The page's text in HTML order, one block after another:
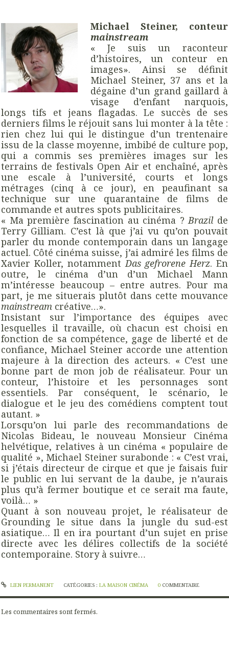
Michael Steiner, conteur
mainstream
« Je suis un raconteur
d’histoires, un conteur en
images». Ainsi se définit
Michael Steiner, 37 ans et la
dégaine d’un grand gaillard à
visage d’enfant narquois,
longs tifs et jeans flagadas. Le succès de ses
derniers films le réjouit sans lui monter à la tête :
rien chez lui qui le distingue d’un trentenaire
issu de la classe moyenne, imbibé de culture pop,
qui a commis ses premières images sur les
terrains de festivals Open Air et enchaîné, après
une escale à l’université, courts et longs
métrages (cinq à ce jour), en peaufinant sa
technique sur une quarantaine de films de
commande et autres spots publicitaires.
« Ma première fascination au cinéma ?Brazilde
Terry Gilliam. C’est là que j’ai vu qu’on pouvait
parler du monde contemporain dans un langage
actuel. Côté cinéma suisse, j’ai admiré les films de
Xavier Koller, notammentDas gefrorene Herz. En
outre, le cinéma d’un d’un Michael Mann
m’intéresse beaucoup – entre autres. Pour ma
part, je me situerais plutôt dans cette mouvance
mainstream créative…».
Insistant sur l’importance des équipes avec
lesquelles il travaille, où chacun est choisi en
fonction de sa compétence, gage de liberté et de
confiance, Michael Steiner accorde une attention
majeure à la direction des acteurs. « C’est une
bonne part de mon job de réalisateur. Pour un
conteur, l’histoire et les personnages sont
essentiels. Par conséquent, le scénario, le
dialogue et le jeu des comédiens comptent tout
autant. »
Lorsqu’on lui parle des recommandations de
Nicolas Bideau, le nouveau Monsieur Cinéma
helvétique, relatives à un cinéma « populaire de
qualité », Michael Steiner surabonde : « C’est vrai,
si j’étais directeur de cirque et que je faisais fuir
le public en lui servant de la daube, je n’aurais
plus qu’à fermer boutique et ce serait ma faute,
voilà… »
Quant à son nouveau projet, le réalisateur de
Grounding le situe dans la jungle du sud-est
asiatique… Il en ira pourtant d’un sujet en prise
directe avec les délires collectifs de la société
contemporaine. Story à suivre…
LIEN PERMANENT CATÉGORIES : LA MAISON CINÉMA 0 COMMENTAIRE
Les commentaires sont fermés.